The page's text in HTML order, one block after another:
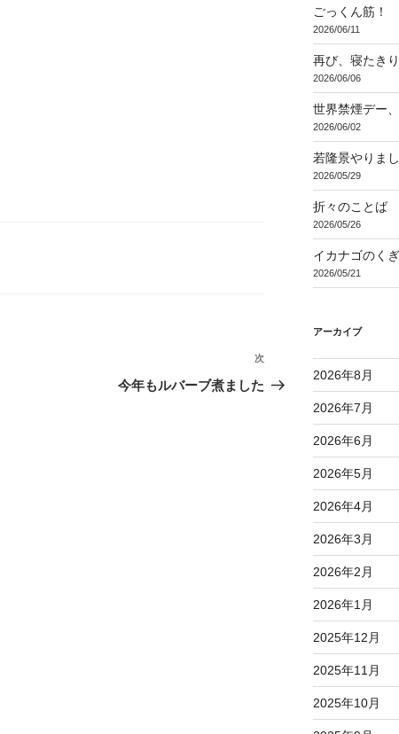
次
の
次
今年もルバーブ煮ました
ごっくん筋！
2026/06/11
再び、寝たき
2026/06/06
世界禁煙デー
2026/06/02
若隆景やりまし
2026/05/29
折々のことば
2026/05/26
イカナゴのく
2026/05/21
アーカイブ
2026年8月
2026年7月
2026年6月
2026年5月
2026年4月
2026年3月
2026年2月
2026年1月
2025年12月
2025年11月
2025年10月